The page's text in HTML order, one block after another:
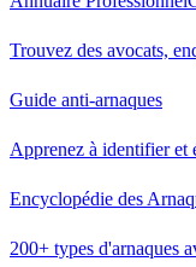
Trouvez des avocats,
Guide anti-arnaques
Apprenez à identifier et
Encyclopédie des
200+ types d'arnaques